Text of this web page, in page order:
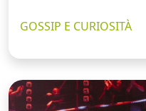
GOSSIP E CURIOSITÀ